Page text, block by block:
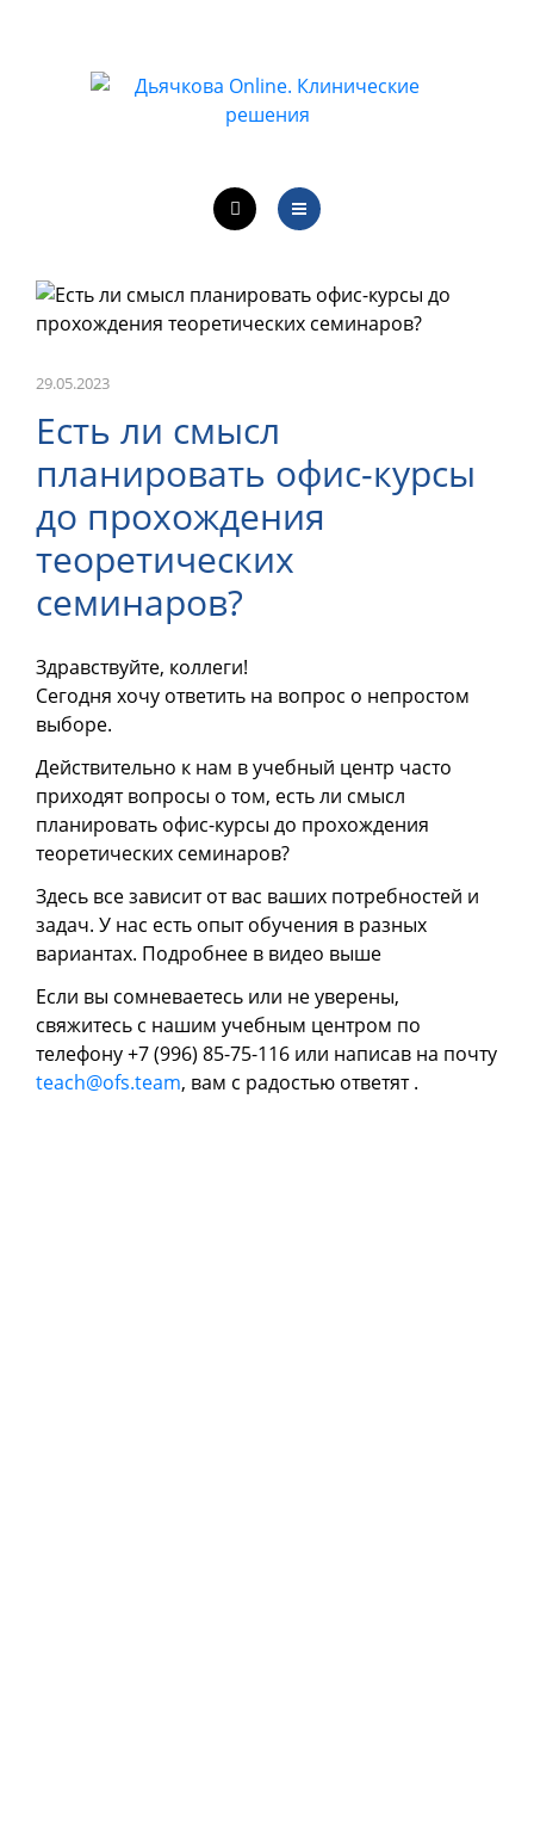
ЛЕЧЕБНАЯ ДЕЯТЕЛЬНОСТЬ
НОВОСТИ
ОНЛАЙН-КУРСЫ
КОНТАКТЫ
29.05.2023
Есть ли смысл
планировать офис-курсы
до прохождения
теоретических
семинаров?
Здравствуйте, коллеги!
Сегодня хочу ответить на вопрос о непростом
выборе.
Действительно к нам в учебный центр часто
приходят вопросы о том, есть ли смысл
планировать офис-курсы до прохождения
теоретических семинаров?
Здесь все зависит от вас ваших потребностей и
задач. У нас есть опыт обучения в разных
вариантах. Подробнее в видео выше
Если вы сомневаетесь или не уверены,
свяжитесь с нашим учебным центром по
телефону+7 (996) 85-75-116 или написав на почту
teach@ofs.team, вам с радостью ответят .